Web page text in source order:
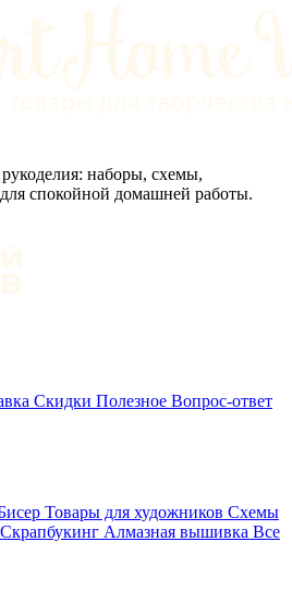
наборы, схемы,
спокойной домашней работы.
Скидки Полезное Вопрос-ответ
Товары для художников Схемы
Скрапбукинг Алмазная вышивка Все